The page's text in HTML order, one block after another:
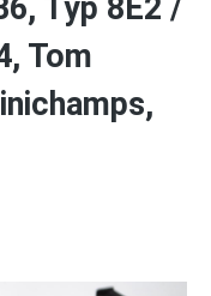
Typ 8E2 /
Tom